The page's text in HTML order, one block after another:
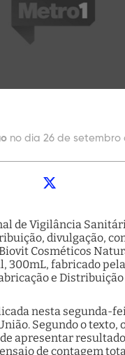
no dia 26 de setembro
de Vigilância
divulgação,
Cosméticos
300mL, fabricado
e Distribuição
nesta segunda-
Segundo o texto,
apresentar resultado
de contagem